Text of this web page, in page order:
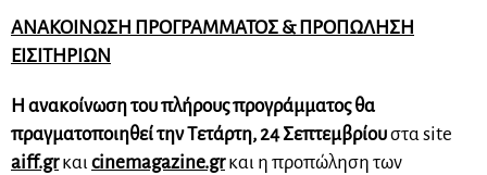
ΑΝΑΚΟΙΝΩΣΗ ΠΡΟΓΡΑΜΜΑΤΟΣ & ΠΡΟΠΩΛΗΣΗ
ΕΙΣΙΤΗΡΙΩΝ
Η ανακοίνωση του πλήρους προγράμματος θα
πραγματοποιηθεί την Τετάρτη, 24 Σεπτεμβρίουστα site
aiff.grκαι cinemagazine.grκαι η προπώληση των